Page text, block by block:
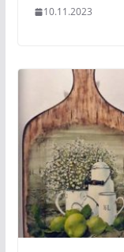
10.11.2023